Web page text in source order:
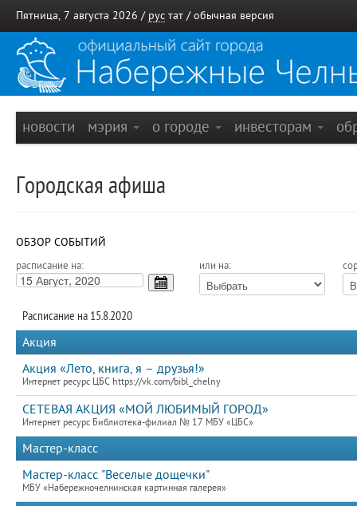
Пятница, 7 августа 2026 / рус тат / обычная версия
новости мэрия о городе инвесторам
Городская афиша
ОБЗОР СОБЫТИЙ
расписание на: или на:
Расписание на 15.8.2020
Акция
Акция «Лето, книга, я – друзья!»
Интернет ресурс ЦБС https://vk.com/bibl_chelny
СЕТЕВАЯ АКЦИЯ «МОЙ ЛЮБИМЫЙ ГОРОД»
Интернет ресурс Библиотека-филиал № 17 МБУ «ЦБС»
Мастер-класс
Мастер-класс "Веселые дощечки"
МБУ «Набережночелнинская картинная галерея»